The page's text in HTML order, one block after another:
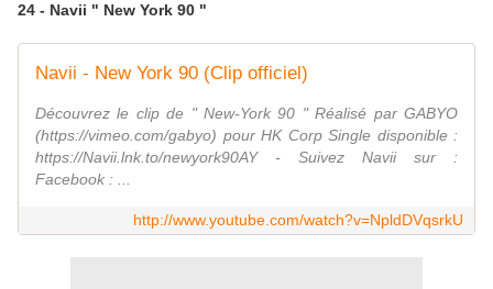
24 - Navii " New York 90 "
Navii - New York 90 (Clip officiel)
Découvrez le clip de " New-York 90 " Réalisé par GABYO
(https://vimeo.com/gabyo) pour HK Corp Single disponible :
https://Navii.lnk.to/newyork90AY - Suivez Navii sur :
Facebook : ...
http://www.youtube.com/watch?v=NpldDVqsrkU